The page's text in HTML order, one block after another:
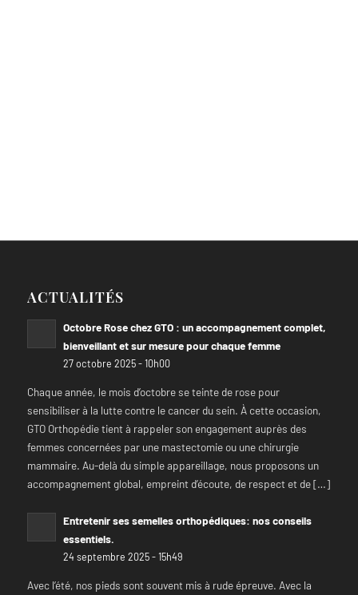
ACTUALITÉS
Octobre Rose chez GTO : un accompagnement complet,
bienveillant et sur mesure pour chaque femme
27 octobre 2025 - 10h00
Chaque année, le mois d’octobre se teinte de rose pour
sensibiliser à la lutte contre le cancer du sein. À cette occasion,
GTO Orthopédie tient à rappeler son engagement auprès des
femmes concernées par une mastectomie ou une chirurgie
mammaire. Au-delà du simple appareillage, nous proposons un
accompagnement global, empreint d’écoute, de respect et de […]
Entretenir ses semelles orthopédiques: nos conseils
essentiels.
24 septembre 2025 - 15h49
Avec l’été, nos pieds sont souvent mis à rude épreuve. Avec la